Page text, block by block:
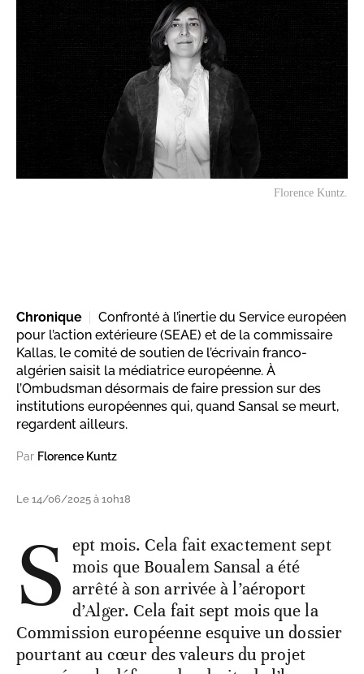
Florence Kuntz.
Chronique
Confronté à l’inertie du Service européen
pour l’action extérieure (SEAE) et de la commissaire
Kallas, le comité de soutien de l’écrivain franco-
algérien saisit la médiatrice européenne. À
l’Ombudsman désormais de faire pression sur des
institutions européennes qui, quand Sansal se meurt,
regardent ailleurs.
Par Florence Kuntz
Le 14/06/2025 à 10h18
S ept mois. Cela fait exactement sept
mois que Boualem Sansal a été
arrêté à son arrivée à l’aéroport
d’Alger. Cela fait sept mois que la
Commission européenne esquive un dossier
pourtant au cœur des valeurs du projet